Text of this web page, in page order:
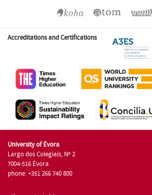
Accreditations and Certifications
University of Évora
Largo dos Colegiais, Nº 2
7004-516 Évora
phone: +351 266 740 800